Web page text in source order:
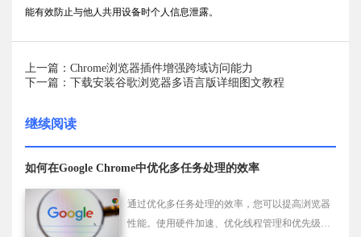
能有效防止与他人共用设备时个人信息泄露。
上一篇：Chrome浏览器插件增强跨域访问能力
下一篇：下载安装谷歌浏览器多语言版详细图文教程
继续阅读
如何在Google Chrome中优化多任务处理的效率
通过优化多任务处理的效率，您可以提高浏览器
性能。使用硬件加速、优化线程管理和优先级设